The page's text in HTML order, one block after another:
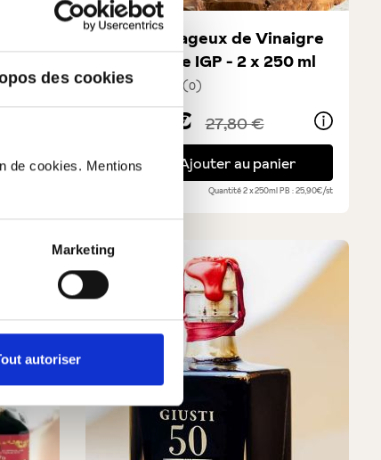
des cookies
de cookies. Mentions
Marketing
autoriser
Note moyenne de 5 sur 5 étoiles
(0)
Set avantageux de Vinaigre
balsamique IGP - 2 x 250 ml
25,90 € 27,80 €
Set avantageux de Vinaigre balsamique
Ajouter au panier
Quantité2 x 250mlPB : 25,90€/st